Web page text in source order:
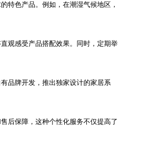
特色产品。例如，在潮湿气候地区，
观感受产品搭配效果。同时，定期举
品牌开发，推出独家设计的家居系
后保障，这种个性化服务不仅提高了